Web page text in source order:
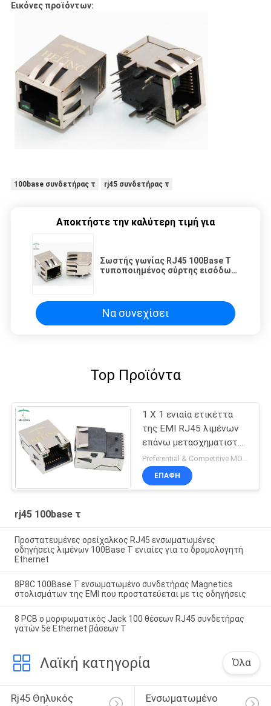
Εικόνες προϊόντων:
100base συνδετήρας τ rj45 συνδετήρας τ
Αποκτήστε την καλύτερη τιμή για
Σωστής γωνίας RJ45 100Base Τ
τυποποιημένος σύρτης εισόδων
Να συνεχίσει
Top Προϊόντα
1 X 1 ενιαία ετικέττα
της EMI RJ45 λιμένων
επάνω μετασχηματιστής
100 βάσεων Τ με τις
πράσινες/κίτρινες
οδηγήσεις
Preferential & Competitive MOQ:6000
ΕΠΑΦΉ
rj45 100base τ
Προστατευμένες ορείχαλκος RJ45 ενσωματωμένες
οδηγήσεις λιμένων 100Base Τ ενιαίες για το δρομολογητή
Ethernet
8P8C 100Base Τ ενσωματωμένο συνδετήρας Magnetics
στολισμάτων της EMI που προστατεύεται με τις οδηγήσεις
8 PCB ο μορφωματικός Jack 100 θέσεων RJ45 συνδετήρας
γατών 5e Ethernet βάσεων Τ
Λαϊκή κατηγορία Όλα
Rj45 Θηλυκός
Ενσωματωμένο